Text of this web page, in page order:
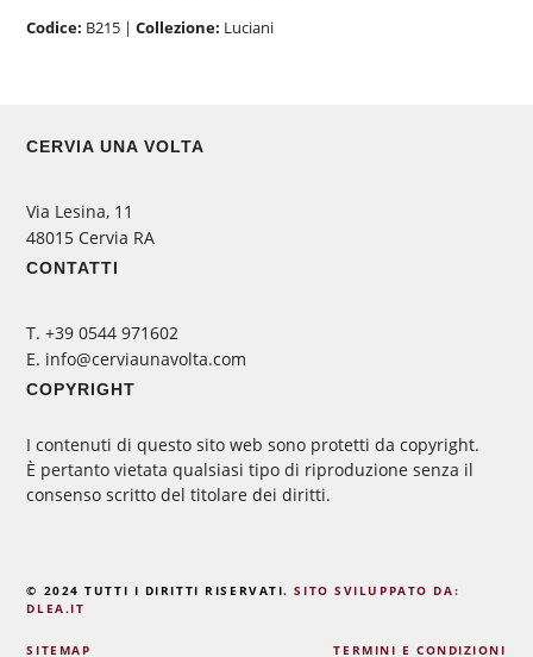
Codice: B215 |Collezione: Luciani
CERVIA UNA VOLTA
Via Lesina, 11
48015 Cervia RA
CONTATTI
‭T. +39 0544 971602
E. info@cerviaunavolta.com
COPYRIGHT
I contenuti di questo sito web sono protetti da copyright.
È pertanto vietata qualsiasi tipo di riproduzione senza il
consenso scritto del titolare dei diritti.
© 2024 TUTTI I DIRITTI RISERVATI.SITO SVILUPPATO DA:
DLEA.IT
SITEMAP TERMINI E CONDIZIONI